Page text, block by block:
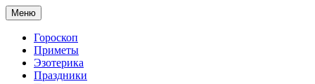
Меню
Гороскоп
Приметы
Эзотерика
Праздники